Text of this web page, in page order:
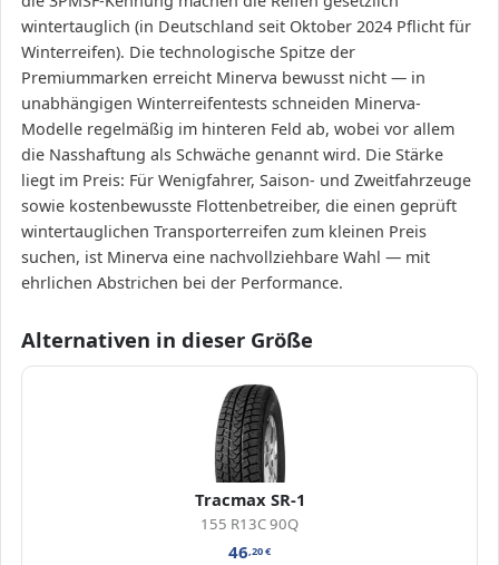
wintertauglich (in Deutschland seit Oktober 2024 Pflicht für
Winterreifen). Die technologische Spitze der
Premiummarken erreicht Minerva bewusst nicht — in
unabhängigen Winterreifentests schneiden Minerva-
Modelle regelmäßig im hinteren Feld ab, wobei vor allem
die Nasshaftung als Schwäche genannt wird. Die Stärke
liegt im Preis: Für Wenigfahrer, Saison- und Zweitfahrzeuge
sowie kostenbewusste Flottenbetreiber, die einen geprüft
wintertauglichen Transporterreifen zum kleinen Preis
suchen, ist Minerva eine nachvollziehbare Wahl — mit
ehrlichen Abstrichen bei der Performance.
Alternativen in dieser Größe
Tracmax SR-1
155 R13C 90Q
46,20€